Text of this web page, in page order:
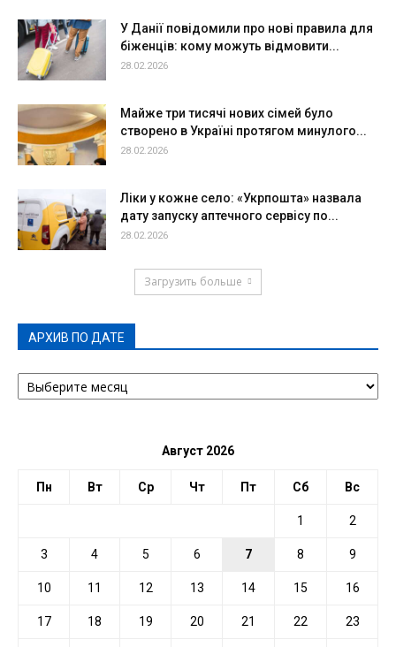
У Данії повідомили про нові правила для
біженців: кому можуть відмовити...
28.02.2026
Майже три тисячі нових сімей було
створено в Україні протягом минулого...
28.02.2026
Ліки у кожне село: «Укрпошта» назвала
дату запуску аптечного сервісу по...
28.02.2026
Загрузить больше
АРХИВ ПО ДАТЕ
АРХИВ
ПО
Август 2026
Пн Вт Ср Чт Пт Сб Вс
1 2
3 4 5 6 7 8 9
10 11 12 13 14 15 16
17 18 19 20 21 22 23